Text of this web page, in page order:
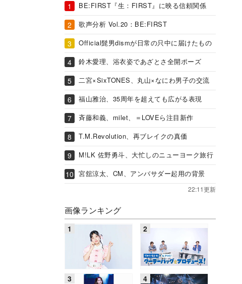
BE:FIRST『生：FIRST』に映る信頼関係
歌声分析 Vol.20：BE:FIRST
Official髭男dismが日常の只中に届けたもの
鈴木愛理、浴衣姿であざとさ全開ポーズ
二宮×SixTONES、丸山×なにわ男子の交流
福山雅治、35周年を超えても広がる表現
斉藤和義、milet、＝LOVEら注目新作
T.M.Revolution、再ブレイクの真価
M!LK 佐野勇斗、大忙しのニューヨーク旅行
宮舘涼太、CM、アンバサダー起用の背景
22:11更新
画像ランキング